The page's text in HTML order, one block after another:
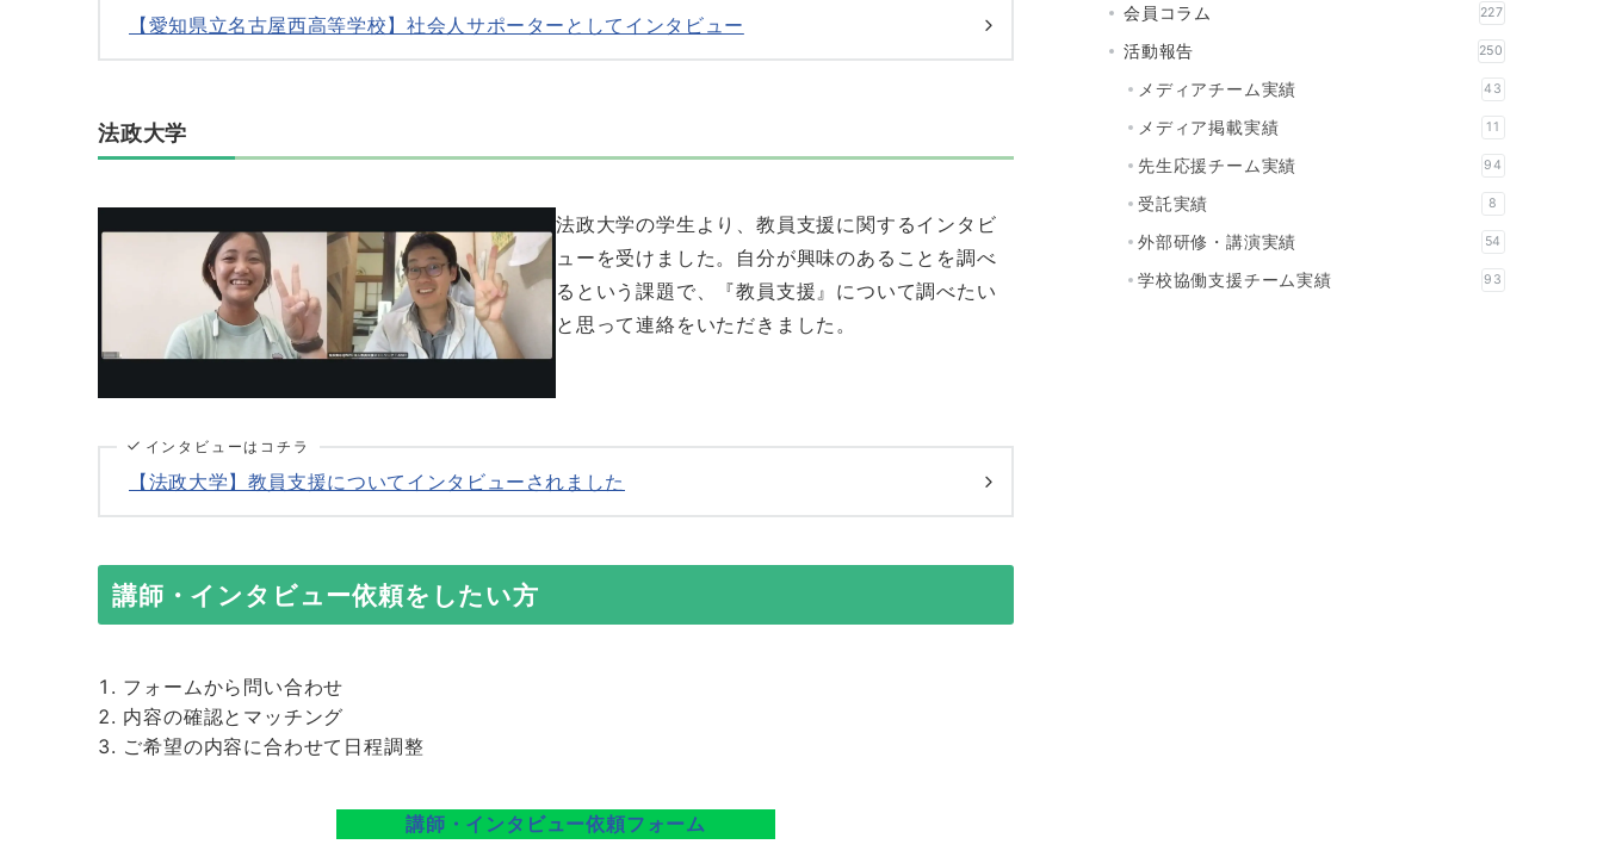
【愛知県立名古屋西高等学校】社会人サポーターとしてインタビュー
法政大学
法政大学の学生より、教員支援に関するインタビ
ューを受けました。自分が興味のあることを調べ
るという課題で、『教員支援』について調べたい
と思って連絡をいただきました。
インタビューはコチラ
【法政大学】教員支援についてインタビューされました
講師・インタビュー依頼をしたい方
フォームから問い合わせ
内容の確認とマッチング
ご希望の内容に合わせて日程調整
講師・インタビュー依頼フォーム
会員コラム 227
活動報告 250
メディアチーム実績 43
メディア掲載実績 11
先生応援チーム実績 94
受託実績 8
外部研修・講演実績 54
学校協働支援チーム実績 93